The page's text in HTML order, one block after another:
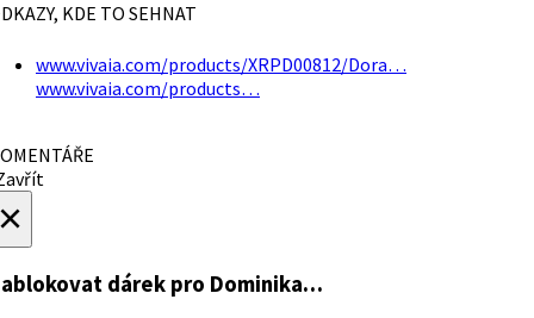
KDE TO SEHNAT
www.vivaia.com/products/XRPD00812/Dora…
www.vivaia.com/products…
dárek pro Dominika…